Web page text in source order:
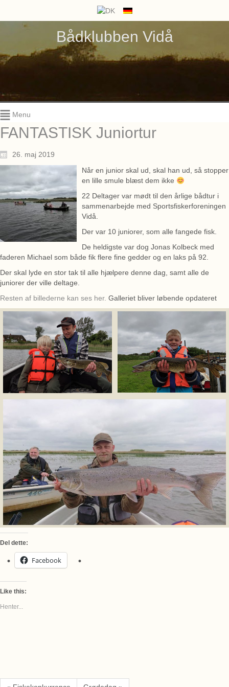
Bådklubben Vidå
Menu
FANTASTISK Juniortur
26. maj 2019
Når en junior skal ud, skal han ud, så stopper
en lille smule blæst dem ikke
22 Deltager var mødt til den årlige bådtur i
sammenarbejde med Sportsfiskerforeningen
Vidå.
Der var 10 juniorer, som alle fangede fisk.
De heldigste var dog Jonas Kolbeck med
faderen Michael som både fik flere fine gedder og en laks på 92.
Der skal lyde en stor tak til alle hjælpere denne dag, samt alle de
juniorer der ville deltage.
Resten af billederne kan ses her. Galleriet bliver løbende opdateret
Del dette:
Facebook
Like this:
Henter...